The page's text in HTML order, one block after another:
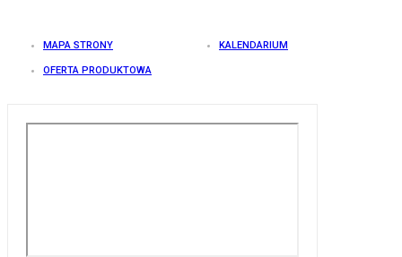
MAPA STRONY KALENDARIUM
OFERTA PRODUKTOWA